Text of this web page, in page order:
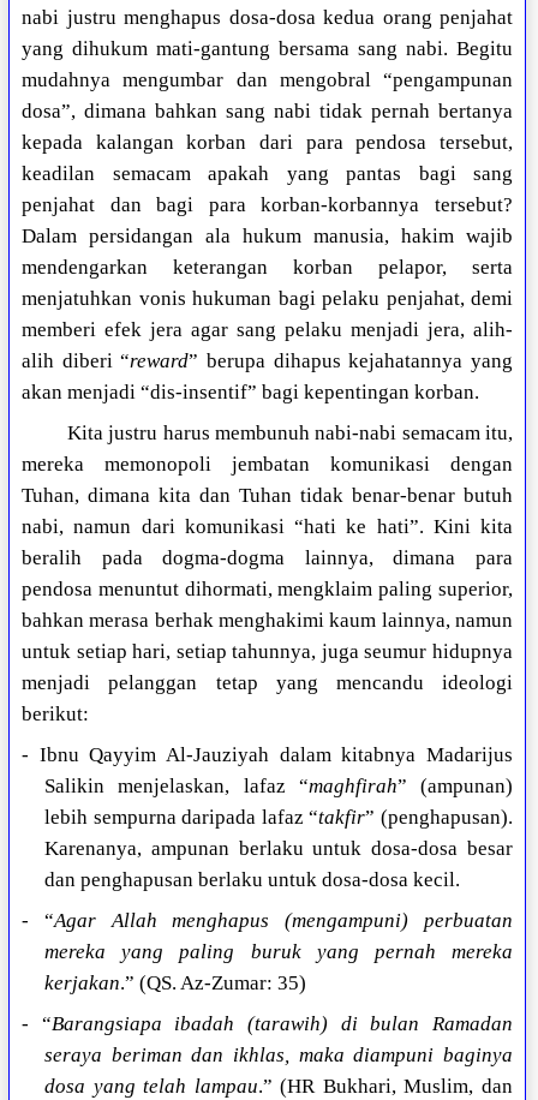
nabi justru menghapus dosa-dosa kedua orang penjahat
yang dihukum mati-gantung bersama sang nabi. Begitu
mudahnya mengumbar dan mengobral “pengampunan
dosa”, dimana bahkan sang nabi tidak pernah bertanya
kepada kalangan korban dari para pendosa tersebut,
keadilan semacam apakah yang pantas bagi sang
penjahat dan bagi para korban-korbannya tersebut?
Dalam persidangan ala hukum manusia, hakim wajib
mendengarkan keterangan korban pelapor, serta
menjatuhkan vonis hukuman bagi pelaku penjahat, demi
memberi efek jera agar sang pelaku menjadi jera, alih-
alih diberi “reward” berupa dihapus kejahatannya yang
akan menjadi “dis-insentif” bagi kepentingan korban.
Kita justru harus membunuh nabi-nabi semacam itu,
mereka memonopoli jembatan komunikasi dengan
Tuhan, dimana kita dan Tuhan tidak benar-benar butuh
nabi, namun dari komunikasi “hati ke hati”. Kini kita
beralih pada dogma-dogma lainnya, dimana para
pendosa menuntut dihormati, mengklaim paling superior,
bahkan merasa berhak menghakimi kaum lainnya, namun
untuk setiap hari, setiap tahunnya, juga seumur hidupnya
menjadi pelanggan tetap yang mencandu ideologi
berikut:
- Ibnu Qayyim Al-Jauziyah dalam kitabnya Madarijus
Salikin menjelaskan, lafaz “maghfirah” (ampunan)
lebih sempurna daripada lafaz “takfir” (penghapusan).
Karenanya, ampunan berlaku untuk dosa-dosa besar
dan penghapusan berlaku untuk dosa-dosa kecil.
- “Agar Allah menghapus (mengampuni) perbuatan
mereka yang paling buruk yang pernah mereka
kerjakan.” (QS. Az-Zumar: 35)
- “Barangsiapa ibadah (tarawih) di bulan Ramadan
seraya beriman dan ikhlas, maka diampuni baginya
dosa yang telah lampau.” (HR Bukhari, Muslim, dan